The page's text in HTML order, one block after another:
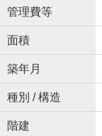
管理費等
面積
築年月
種別 / 構造
階建